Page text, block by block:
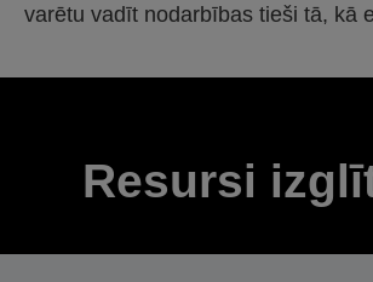
varētu vadīt nodarbības tieši tā, kā
Resursi